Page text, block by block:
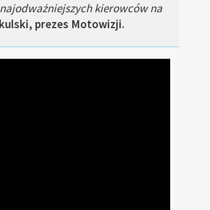
kierowców na
prezes Motowizji.